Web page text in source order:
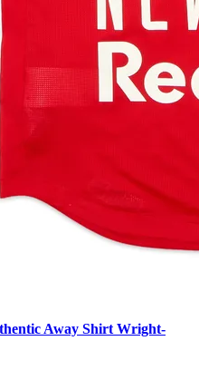
Away Shirt Wright-